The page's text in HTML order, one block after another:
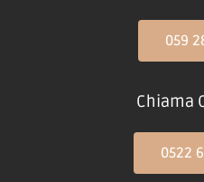
059
Chiama
0522